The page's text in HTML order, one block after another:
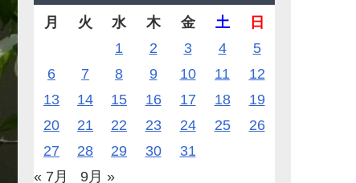
月
火 水 木 金 土
日
1
2 3 4
5
6
7 8 9 10 11
12
13
14 15 16 17 18
19
20
21 22 23 24 25
26
27
28 29 30
31
« 7月
9月 »